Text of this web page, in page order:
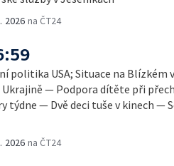
2026 na ČT24
politika USA; Situace na Blízkém
— Podpora dítěte při
týdne — Dvě deci tuše v kinech —
2026 na ČT24